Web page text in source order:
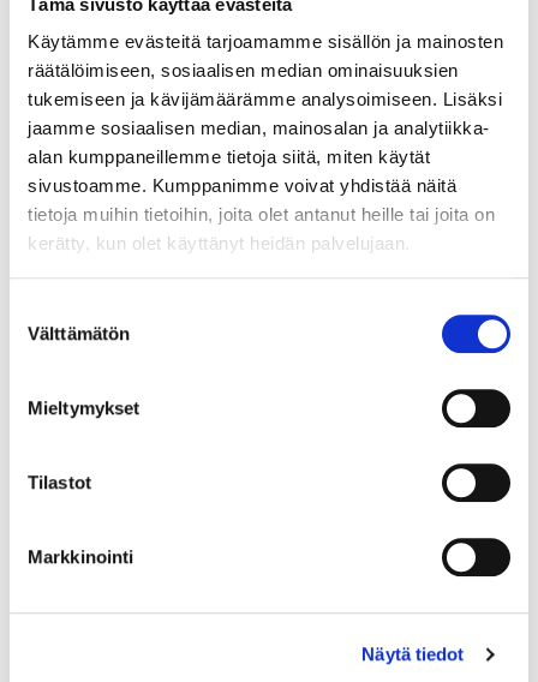
Käytämme evästeitä tarjoamamme sisällön ja mainosten
räätälöimiseen, sosiaalisen median ominaisuuksien
tukemiseen ja kävijämäärämme analysoimiseen. Lisäksi
jaamme sosiaalisen median, mainosalan ja analytiikka-
alan kumppaneillemme tietoja siitä, miten käytät
sivustoamme. Kumppanimme voivat yhdistää näitä
tietoja muihin tietoihin, joita olet antanut heille tai joita on
kerätty, kun olet käyttänyt heidän palvelujaan.
valinta
Välttämätön
Mieltymykset
Tilastot
Markkinointi
Näytä tiedot
Helmiriipus, korkeus 11mm, 585br, Paino: 0,5 g
Lähtöhinta:30 €
Johtava huuto:-
Myyrmäen Pantti
12.8.2026 19:33:30